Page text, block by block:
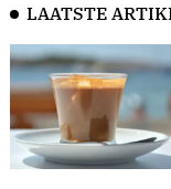
LAATSTE